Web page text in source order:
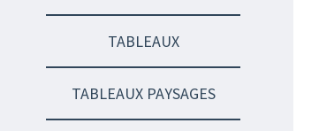
TABLEAUX
TABLEAUX PAYSAGES